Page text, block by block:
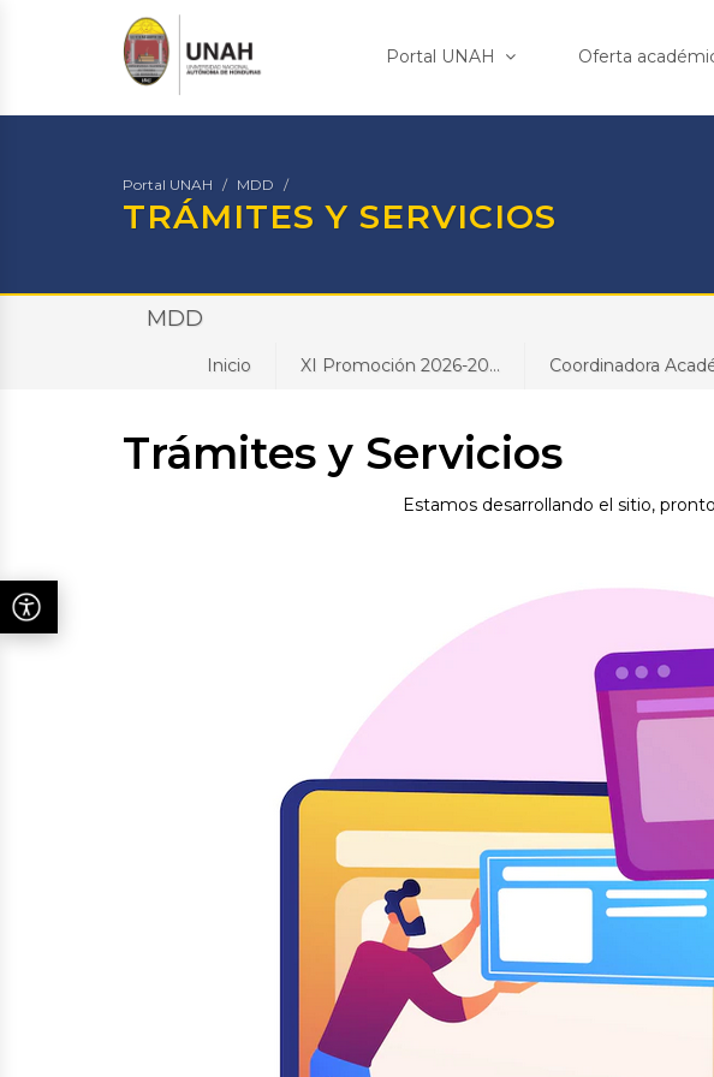
Portal UNAH Oferta
Portal UNAH MDD
TRÁMITES Y SERVICIOS
MDD
Inicio XI Promoción 2026-20... Coordinadora
Trámites y Servicios
Estamos desarrollando el sitio,